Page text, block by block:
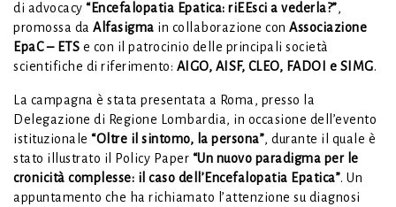
di advocacy “Encefalopatia Epatica: riEEsci a vederla?”,
promossa da Alfasigma in collaborazione con Associazione
EpaC – ETS e con il patrocinio delle principali società
scientifiche di riferimento: AIGO, AISF, CLEO, FADOI e SIMG.
La campagna è stata presentata a Roma, presso la
Delegazione di Regione Lombardia, in occasione dell’evento
istituzionale “Oltre il sintomo, la persona”, durante il quale è
stato illustrato il Policy Paper “Un nuovo paradigma per le
cronicità complesse: il caso dell’Encefalopatia Epatica”. Un
appuntamento che ha richiamato l’attenzione su diagnosi